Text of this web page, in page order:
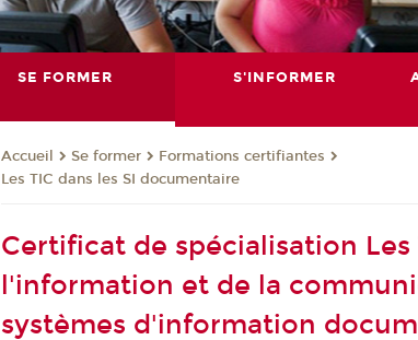
SE FORMER S'INFORMER
Accueil Se former
Formations certifiantes
Les TIC dans les SI documentaire
Certificat de spécialisation
l'information et de la
systèmes d'information